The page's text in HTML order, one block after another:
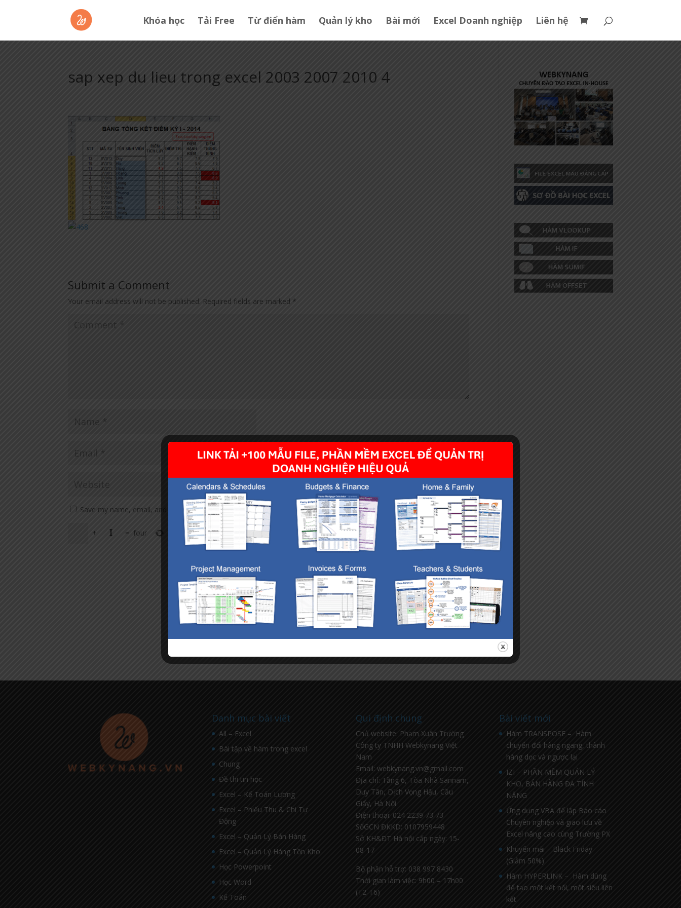
Khóa học Tải Free Từ điển hàm Quản lý kho Bài mới Excel Doanh nghiệp Liên hệ
sap xep du lieu trong excel 2003 2007 2010 4
Submit a Comment
Your email address will not be published. Required fields are marked *
Save my name, email, and website in this browser for the next time I comment.
+ = four
Danh mục bài viết
All – Excel
Bài tập về hàm trong excel
Chung
Đề thi tin học
Excel – Kế Toán Lương
Excel – Phiếu Thu & Chi Tự
Động
Excel – Quản Lý Bán Hàng
Excel – Quản Lý Hàng Tồn Kho
Học Powerpoint
Học Word
Kế Toán
Qui định chung
Chủ website: Phạm Xuân Trường
Công ty TNHH Webkynang Việt
Nam
Email: webkynang.vn@gmail.com
Địa chỉ: Tầng 6, Tòa Nhà Sannam,
Duy Tân, Dịch Vọng Hậu, Cầu
Giấy, Hà Nội
Điện thoại: 024 2239 73 73
SốGCN ĐKKD: 0107959448
Sở KH&ĐT Hà nội cấp ngày: 15-
08-17
Bộ phận hỗ trợ: 038 997 8430
Thời gian làm việc: 9h00 – 17h00
(T2-T6)
Bài viết mới
Hàm TRANSPOSE – Hàm
chuyển đổi hàng ngang, thành
hàng dọc và ngược lại
IZI – PHẦN MỀM QUẢN LÝ
KHO, BÁN HÀNG ĐA TÍNH
NĂNG
Ứng dụng VBA để lập Báo cáo
Chuyên nghiệp và giao lưu về
Excel nâng cao cùng Trường PX
Khuyến mãi – Black Friday
(Giảm 50%)
Hàm HYPERLINK – Hàm dùng
để tạo một kết nối, một siêu liên
kết